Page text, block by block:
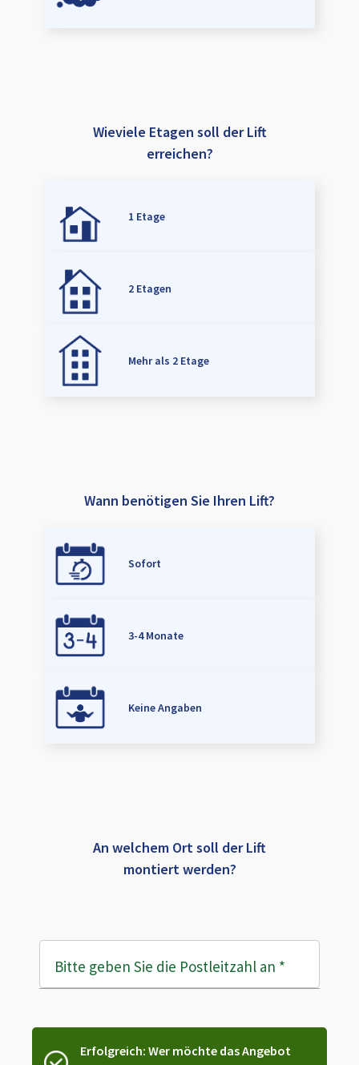
Wieviele Etagen soll der Lift
erreichen?
1 Etage
2 Etagen
Mehr als 2 Etage
Wann benötigen Sie Ihren Lift?
Sofort
3-4 Monate
Keine Angaben
An welchem Ort soll der Lift
montiert werden?
Bitte geben Sie die Postleitzahl an *
Erfolgreich: Wer möchte das Angebot